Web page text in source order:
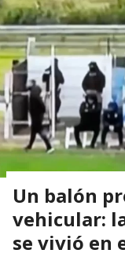
Un balón
vehicular:
se vivió en